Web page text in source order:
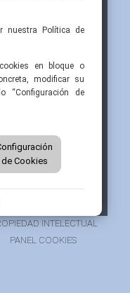
semi@fesemi.org
femi@fesemi.org
AVISO LEGAL
PARA PACIENTES
FINANCIACIÓN
DE COOKIES
INTELECTUAL
PANEL COOKIES
nuestra Política de
en bloque o
modificar su
“Configuración de
de Cookies